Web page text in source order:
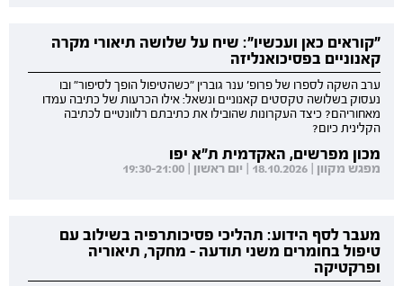
"קוראים כאן ועכשיו": שיח על שלושה תיאורי מקרה
קאנוניים בפסיכואנליזה
ערב השקה לספרו של פרופ' ענר גוברין "כשהטיפול הופך לסיפור" ובו
נעסוק בשלושה טקסטים קאנוניים ונשאל: אילו הכרעות של כתיבה עמדו
מאחוריהם? כיצד העקרונות שהובילו את כתיבתם רלוונטיים לכתיבה
הקלינית כיום?
מכון מפרשים, האקדמית ת"א יפו
מפגש מקוון | 18.10.2026 | יום ראשון | 19:30-21:00
מעבר לסף הידוע: תהליכי פסיכותרפיה בשילוב עם
טיפול בחומרים משני תודעה - מחקר, תיאוריה
ופרקטיקה